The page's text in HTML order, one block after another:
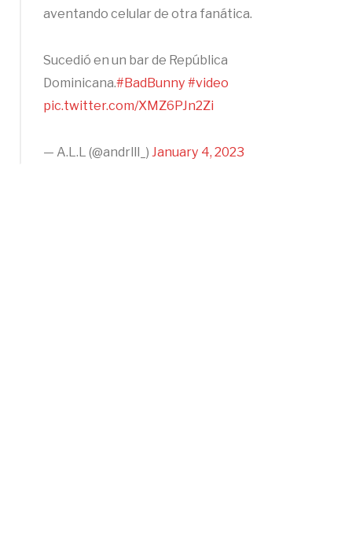
aventando celular de otra fanática.
Sucedió en un bar de República
Dominicana.#BadBunny #video
pic.twitter.com/XMZ6PJn2Zi
— A.L.L (@andrlll_) January 4, 2023